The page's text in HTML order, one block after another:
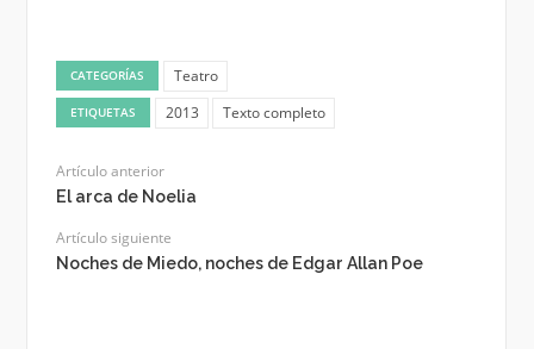
CATEGORÍAS Teatro
ETIQUETAS 2013 Texto completo
Artículo anterior
El arca de Noelia
Artículo siguiente
Noches de Miedo, noches de Edgar Allan Poe